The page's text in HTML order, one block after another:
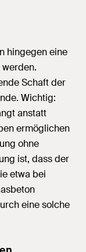
hingegen eine
Schaft der
Wichtig:
anstatt
ermöglichen
ohne
ist, dass der
etwa bei
eine solche